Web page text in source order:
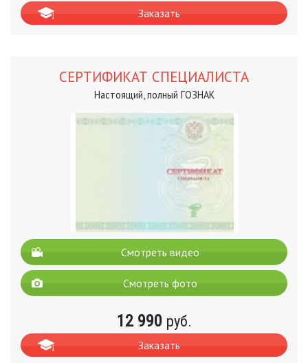
Заказать
СЕРТИФИКАТ СПЕЦИАЛИСТА
Настоящий, полный ГОЗНАК
Смотреть видео
Смотреть фото
12 990 руб.
Заказать